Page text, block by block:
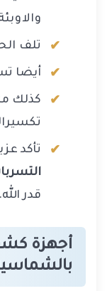
تلف
أيضا
كذلك
تأكد
قدر الله.
أجهزة